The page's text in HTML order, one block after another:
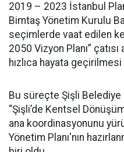
2019 – 2023 İstanbul
Bimtaş Yönetim Kurulu
seçimlerde vaat edilen
2050 Vizyon Planı”
hızlıca hayata
Bu süreçte Şişli Belediye
“Şişli’de Kentsel
ana koordinasyonunu
Yönetim Planı'nın